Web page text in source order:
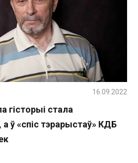
гісторыі стала
а ў «спіс тэрарыстаў» КДБ
16.09.2022